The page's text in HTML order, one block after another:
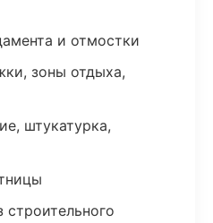
и отмостки
зоны отдыха,
штукатурка,